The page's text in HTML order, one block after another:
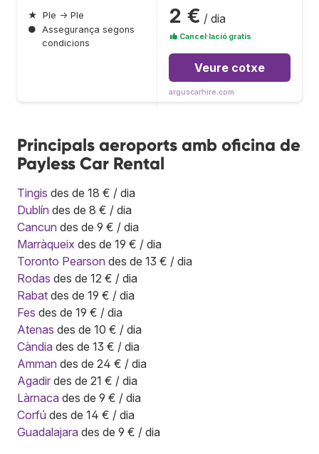
★ Ple → Ple
● Assegurança segons
condicions
2 € / dia
Cancel·lació gratis
Veure cotxe
arguscarhire.com
Principals aeroports amb oficina de
Payless Car Rental
Tingis des de 18 € / dia
Dublín des de 8 € / dia
Cancun des de 9 € / dia
Marràqueix des de 19 € / dia
Toronto Pearson des de 13 € / dia
Rodas des de 12 € / dia
Rabat des de 19 € / dia
Fes des de 19 € / dia
Atenas des de 10 € / dia
Càndia des de 13 € / dia
Amman des de 24 € / dia
Agadir des de 21 € / dia
Làrnaca des de 9 € / dia
Corfú des de 14 € / dia
Guadalajara des de 9 € / dia